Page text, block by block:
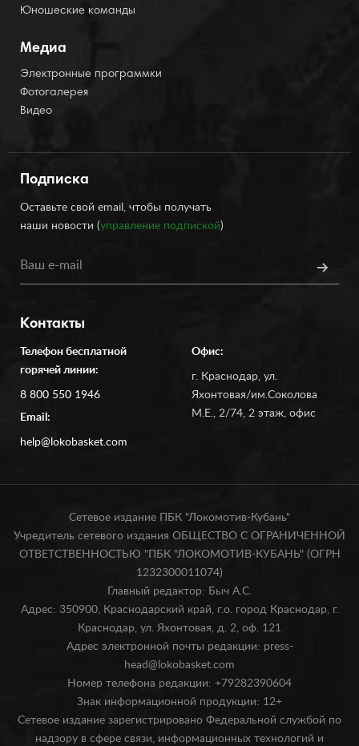
Юношеские команды
Медиа
Электронные программки
Фотогалерея
Видео
Подписка
Оставьте свой email, чтобы получать
наши новости (управление подпиской)
Контакты
Телефон бесплатной
горячей линии:
8 800 550 1946
Email:
help@lokobasket.com
Офис:
г. Краснодар, ул.
Яхонтовая/им.Соколова
М.Е., 2/74, 2 этаж, офис
Сетевое издание ПБК "Локомотив-Кубань"
Учредитель сетевого издания ОБЩЕСТВО С ОГРАНИЧЕННОЙ
ОТВЕТСТВЕННОСТЬЮ "ПБК "ЛОКОМОТИВ-КУБАНЬ" (ОГРН
1232300011074)
Главный редактор: Быч А.С.
Адрес: 350900, Краснодарский край, г.о. город Краснодар, г.
Краснодар, ул. Яхонтовая, д. 2, оф. 121
Адрес электронной почты редакции: press-
head@lokobasket.com
Номер телефона редакции: +79282390604
Знак информационной продукции: 12+
Сетевое издание зарегистрировано Федеральной службой по
надзору в сфере связи, информационных технологий и